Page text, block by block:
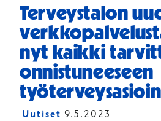
Terveystalon
nyt kaikki
onnistuneeseen
Uutiset 9.5.2023